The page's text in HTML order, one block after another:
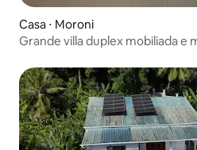
Casa ⋅ Moroni
Grande villa duplex mobiliada e